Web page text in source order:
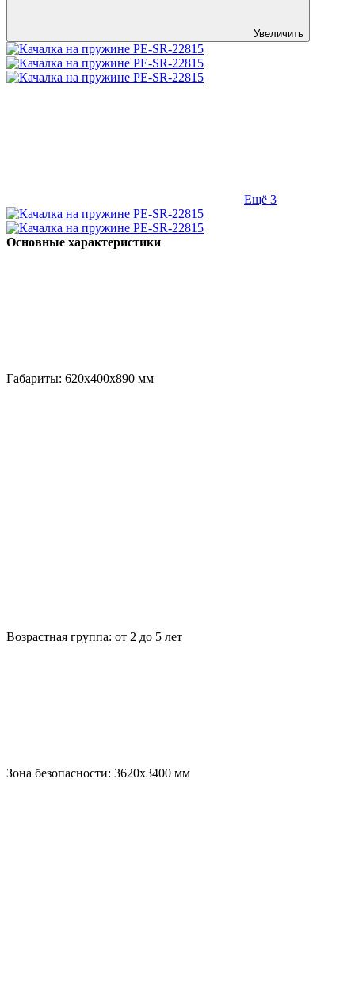
Увеличить
Ещё 3
Основные характеристики
Габариты: 620х400х890 мм
Возрастная группа: от 2 до 5 лет
Зона безопасности: 3620х3400 мм